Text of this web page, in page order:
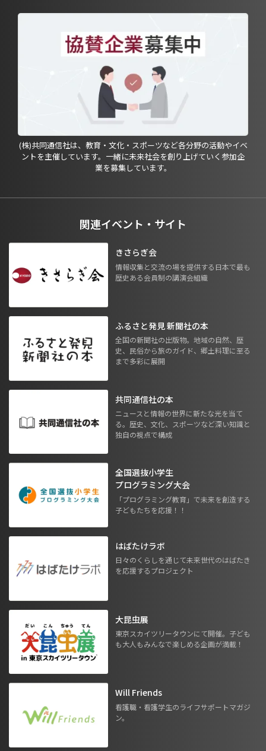
(株)共同通信社は、教育・文化・スポーツなど各分野の活動やイベ
ントを主催しています。一緒に未来社会を創り上げていく参加企
業を募集しています。
関連イベント・サイト
きさらぎ会
情報収集と交流の場を提供する日本で最も
歴史ある会員制の講演会組織
ふるさと発見 新聞社の本
全国の新聞社の出版物。地域の自然、歴
史、民俗から旅のガイド、郷土料理に至る
まで多彩に展開
共同通信社の本
ニュースと情報の世界に新たな光を当て
る。歴史、文化、スポーツなど深い知識と
独自の視点で構成
全国選抜小学生
プログラミング大会
「プログラミング教育」で未来を創造する
子どもたちを応援！！
はばたけラボ
日々のくらしを通じて未来世代のはばたき
を応援するプロジェクト
大昆虫展
東京スカイツリータウンにて開催。子ども
も大人もみんなで楽しめる企画が満載！
Will Friends
看護職・看護学生のライフサポートマガジ
ン。